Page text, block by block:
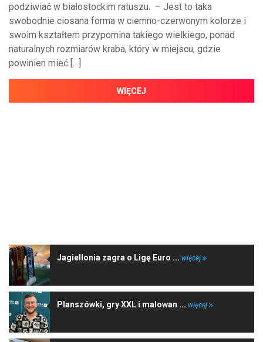
podziwiać w białostockim ratuszu. – Jest to taka
swobodnie ciosana forma w ciemno-czerwonym kolorze i
swoim kształtem przypomina takiego wielkiego, ponad
naturalnych rozmiarów kraba, który w miejscu, gdzie
powinien mieć […]
WIĘCEJ
Jagiellonia zagra o Ligę Euro ... więcej
Planszówki, gry XXL i malowan ... więcej